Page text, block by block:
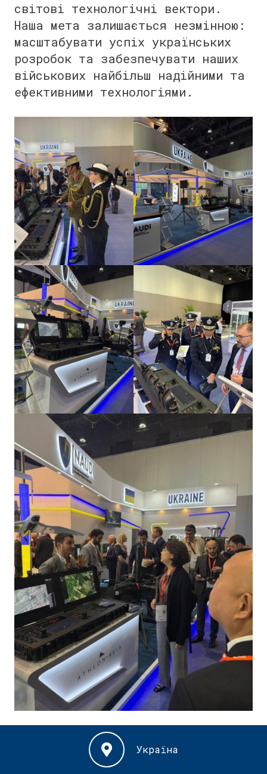
світові технологічні вектори.
Наша мета залишається незмінною:
масштабувати успіх українських
розробок та забезпечувати наших
військових найбільш надійними та
ефективними технологіями.
Україна